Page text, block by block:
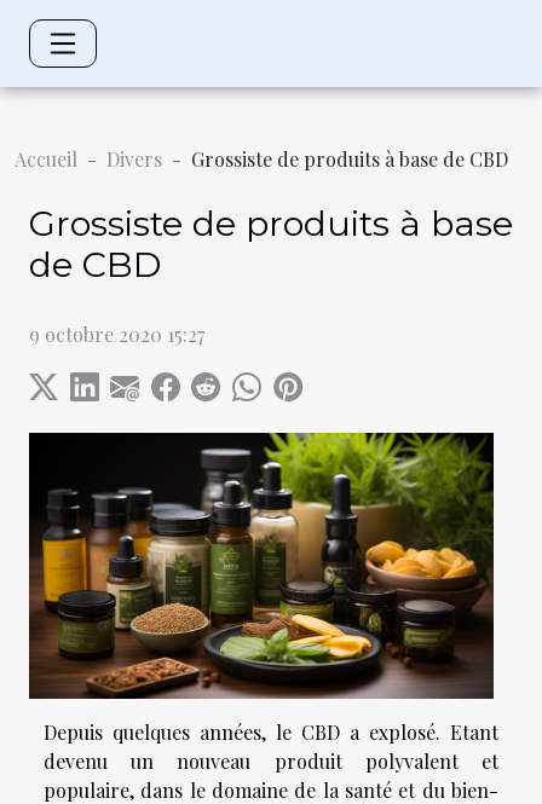
Accueil Divers Grossiste de produits à base de CBD
Grossiste de produits à base
de CBD
9 octobre 2020 15:27
Depuis quelques années, le CBD a explosé. Etant
devenu un nouveau produit polyvalent et
populaire, dans le domaine de la santé et du bien-